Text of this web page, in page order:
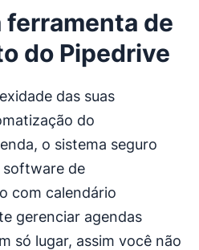
ferramenta de
do Pipedrive
das suas
do
o sistema seguro
software de
com calendário
gerenciar agendas
só lugar, assim você não